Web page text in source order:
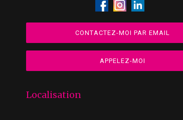
CONTACTEZ-MOI PAR EMAIL
APPELEZ-MOI
Localisation